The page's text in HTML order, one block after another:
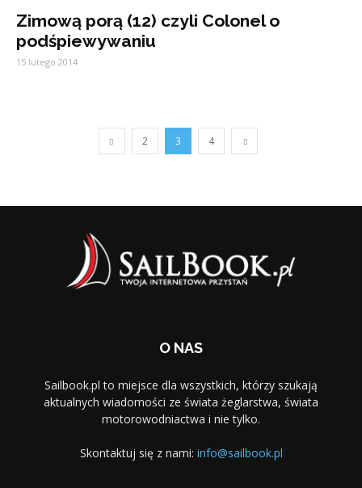
Zimową porą (12) czyli Colonel o
podśpiewywaniu
15 lutego 2014
2 3 4
O NAS
Sailbook.pl to miejsce dla wszystkich, którzy szukają
aktualnych wiadomości ze świata żeglarstwa, świata
motorowodniactwa i nie tylko.
Skontaktuj się z nami: info@sailbook.pl